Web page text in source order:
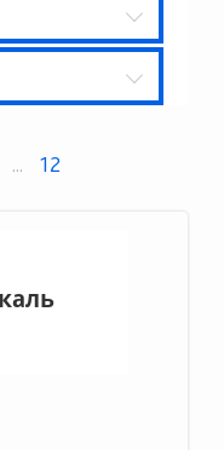
... 12